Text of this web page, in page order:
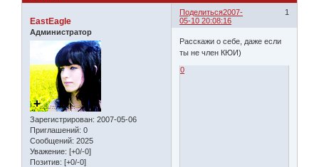
Поделиться 1
2007-
05-10 20:08:16
EastEagle
Администратор
Зарегистрирован: 2007-05-06
Приглашений: 0
Сообщений: 2025
Уважение: [+0/-0]
Позитив: [+0/-0]
Расскажи о себе, даже если
ты не член КЮИ)
0